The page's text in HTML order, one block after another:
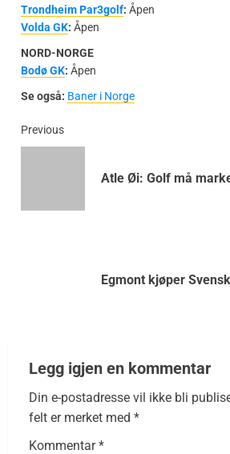
Trondheim Par3golf: Åpen
Volda GK: Åpen
NORD-NORGE
Bodø GK: Åpen
Se også: Baner i Norge
Previous
Atle Øi: Golf må
Egmont kjøper
Legg igjen en kommentar
Din e-postadresse vil ikke bli
felt er merket med *
Kommentar*